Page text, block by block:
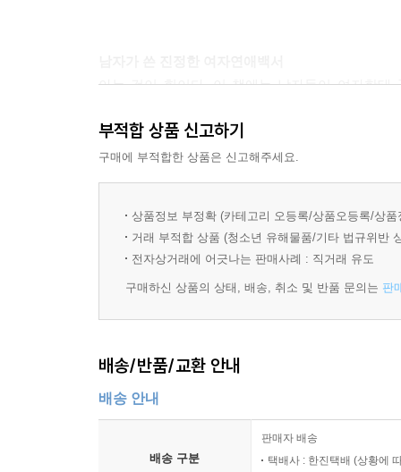
항상 나를 존중하고 소중하게 대할까?
8장 평생 후회 없는 남자 선택하기
결혼 후 후회하지 않는 최선의 남자 고르기
확실히 내 남자로 만드는 마지막 협상 기술
차갑게 식어버린 사이, 다시 불을 지펴라
연인 관계를 더욱 돈독하게 만드는 방법
남녀 사이에는 항상 갈등과 사랑이 공존한다
아는 것이 힘이다. 이 책에는 남자들이 여자한테
또한 이 책은 솔로 여성들의 연애론만을 다루
두근거림은 어느새 사라지기 마련이다. 그것은
기쁨으로 가득한 관계를 이룰 수 있는 비법이 숨
부적합 상품 신고하기
구매에 부적합한 상품은 신고해주세요.
상품정보 부정확 (카테고리 오등록/상품오등록/상
거래 부적합 상품 (청소년 유해물품/기타 법규위반
전자상거래에 어긋나는 판매사례 : 직거래 유도
구매하신 상품의 상태, 배송, 취소 및 반품 문의는 판
배송/반품/교환 안내
배송 안내
배송 구분
판매자 배송
택배사 : 한진택배 (상황에